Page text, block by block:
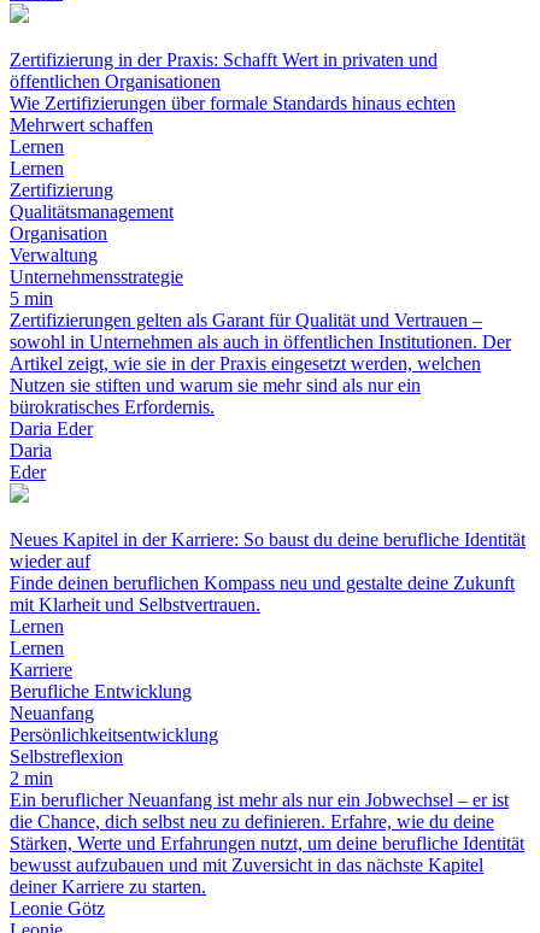
Zertifizierung in der Praxis: Schafft Wert in privaten und
öffentlichen Organisationen
Wie Zertifizierungen über formale Standards hinaus echten
Mehrwert schaffen
Lernen
Lernen
Zertifizierung
Qualitätsmanagement
Organisation
Verwaltung
Unternehmensstrategie
5 min
Zertifizierungen gelten als Garant für Qualität und Vertrauen –
sowohl in Unternehmen als auch in öffentlichen Institutionen. Der
Artikel zeigt, wie sie in der Praxis eingesetzt werden, welchen
Nutzen sie stiften und warum sie mehr sind als nur ein
bürokratisches Erfordernis.
Daria Eder
Daria
Eder
Neues Kapitel in der Karriere: So baust du deine berufliche Identität
wieder auf
Finde deinen beruflichen Kompass neu und gestalte deine Zukunft
mit Klarheit und Selbstvertrauen.
Lernen
Lernen
Karriere
Berufliche Entwicklung
Neuanfang
Persönlichkeitsentwicklung
Selbstreflexion
2 min
Ein beruflicher Neuanfang ist mehr als nur ein Jobwechsel – er ist
die Chance, dich selbst neu zu definieren. Erfahre, wie du deine
Stärken, Werte und Erfahrungen nutzt, um deine berufliche Identität
bewusst aufzubauen und mit Zuversicht in das nächste Kapitel
deiner Karriere zu starten.
Leonie Götz